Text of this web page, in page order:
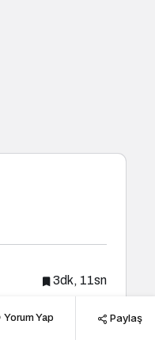
3dk, 11sn
Yorum Yap Paylaş